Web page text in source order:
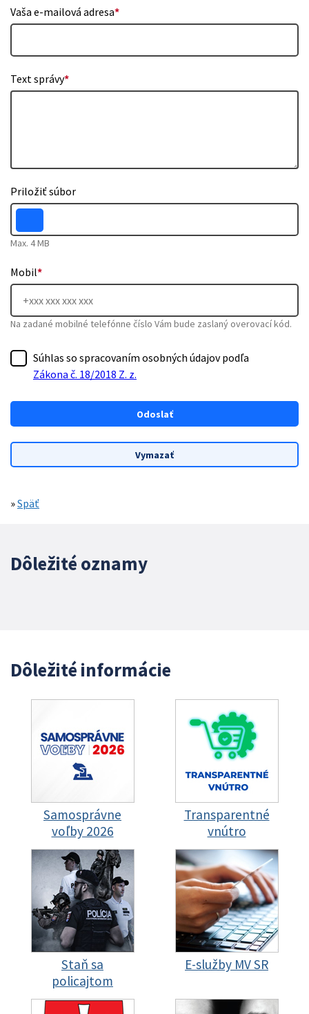
Vaša e-mailová adresa*
Text správy*
Priložiť súbor
Max. 4 MB
Mobil*
Na zadané mobilné telefónne číslo Vám bude zaslaný overovací kód.
Súhlas so spracovaním osobných údajov podľa
Zákona č. 18/2018 Z. z.
»Späť
Dôležité oznamy
Dôležité informácie
Samosprávne
voľby 2026
Transparentné
vnútro
Staň sa
policajtom
E-služby MV SR